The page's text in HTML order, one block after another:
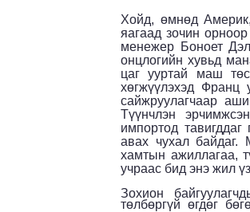
Хойд, өмнөд
яагаад зочин
менежер Боноет
онцлогийн хувьд
цаг ууртай маш
хөгжүүлэхэд
сайжруулагчаар
Түүнчлэн
импортод
авах чухал
хамтын ажиллагаа,
учраас бид энэ жил
Зохион
төлбөргүй өгдөг